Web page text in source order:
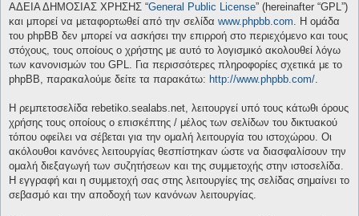
ΑΔΕΙΑ ΔΗΜΟΣΙΑΣ ΧΡΗΣΗΣ “General Public License” (hereinafter “GPL”)
και μπορεί να μεταφορτωθεί από την σελίδα www.phpbb.com. Η ομάδα
του phpBB δεν μπορεί να ασκήσει την επιρροή στο περιεχόμενο και τους
στόχους, τους οποίους ο χρήστης με αυτό το λογισμικό ακολουθεί λόγω
των κανονισμών του GPL. Για περισσότερες πληροφορίες σχετικά με το
phpBB, παρακαλούμε δείτε τα παρακάτω: http://www.phpbb.com/.
Η ρεμπετοσελίδα rebetiko.sealabs.net, λειτουργεί υπό τους κάτωθι όρους
χρήσης τους οποίους ο επισκέπτης / μέλος των σελίδων του δικτυακού
τόπου οφείλει να σέβεται για την ομαλή λειτουργία του ιστοχώρου. Οι
ακόλουθοι κανόνες λειτουργίας θεσπίστηκαν ώστε να διασφαλίσουν την
ομαλή διεξαγωγή των συζητήσεων και της συμμετοχής στην ιστοσελίδα.
Η εγγραφή και η συμμετοχή σας στης λειτουργίες της σελίδας σημαίνει το
σεβασμό και την αποδοχή των κανόνων λειτουργίας.